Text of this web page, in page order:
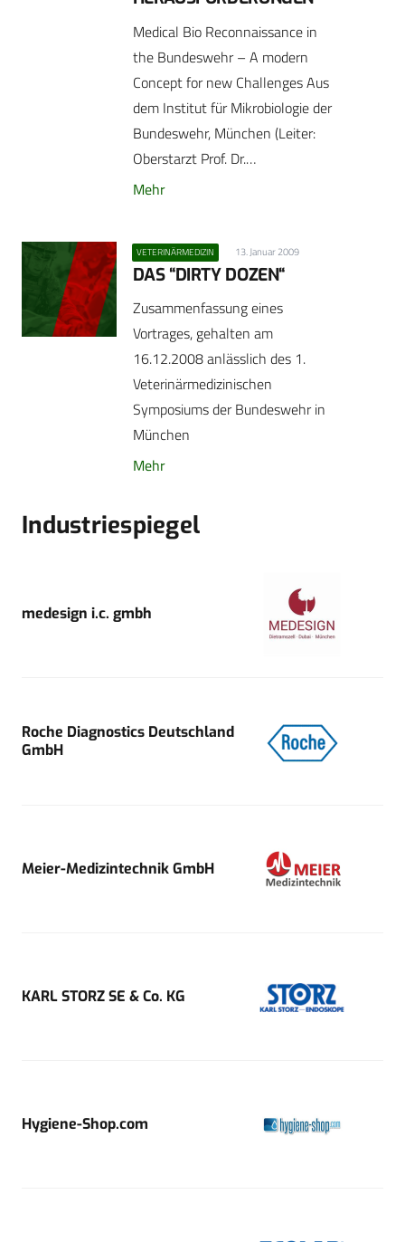
Medical Bio Reconnaissance in
the Bundeswehr – A modern
Concept for new Challenges Aus
dem Institut für Mikrobiologie der
Bundeswehr, München (Leiter:
Oberstarzt Prof. Dr.…
Mehr
VETERINÄRMEDIZIN 13. Januar 2009
DAS “DIRTY DOZEN“
Zusammenfassung eines
Vortrages, gehalten am
16.12.2008 anlässlich des 1.
Veterinärmedizinischen
Symposiums der Bundeswehr in
München
Mehr
Industriespiegel
medesign i.c. gmbh
Roche Diagnostics Deutschland
GmbH
Meier-Medizintechnik GmbH
KARL STORZ SE & Co. KG
Hygiene-Shop.com